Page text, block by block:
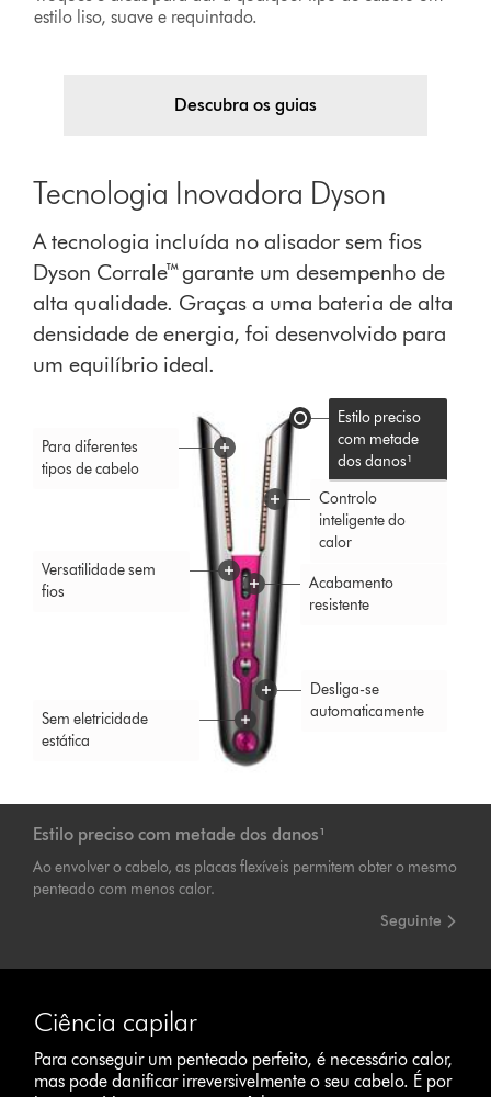
estilo liso, suave e requintado.
Descubra os guias
Tecnologia Inovadora Dyson
A tecnologia incluída no alisador sem fios
Dyson Corrale™ garante um desempenho de
alta qualidade. Graças a uma bateria de alta
densidade de energia, foi desenvolvido para
um equilíbrio ideal.
Estilo preciso com metade dos danos¹
Ao envolver o cabelo, as placas flexíveis permitem obter o mesmo
penteado com menos calor.
Seguinte
Estilo preciso
com metade
dos danos¹
Para diferentes
tipos de cabelo
Controlo
inteligente do
calor
Versatilidade sem
fios
Acabamento
resistente
Desliga-se
automaticamente
Sem eletricidade
estática
Ciência capilar
Para conseguir um penteado perfeito, é necessário calor,
mas pode danificar irreversivelmente o seu cabelo. É por